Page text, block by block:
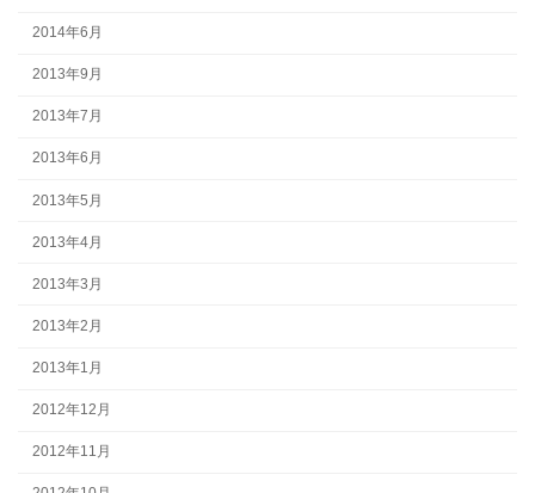
2014年6月
2013年9月
2013年7月
2013年6月
2013年5月
2013年4月
2013年3月
2013年2月
2013年1月
2012年12月
2012年11月